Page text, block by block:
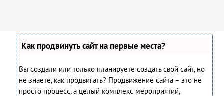
Как продвинуть сайт на первые места?
Вы создали или только планируете создать свой сайт, но
не знаете, как продвигать? Продвижение сайта – это не
просто процесс, а целый комплекс мероприятий,